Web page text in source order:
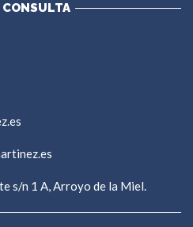
CONSULTA
s/n 1 A, Arroyo de la Miel.